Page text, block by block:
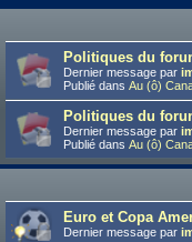
Politiques du
Dernier message par
Publié dans Au (ô)
Politiques du
Dernier message par
Publié dans Au (ô)
Euro et Copa
Dernier message par